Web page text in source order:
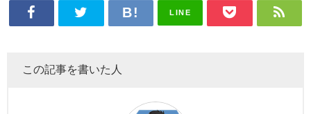
LINE
この記事を書いた人